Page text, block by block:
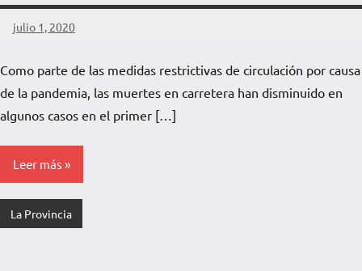
julio 1, 2020
La
de
La
Pampa
Como parte de las medidas restrictivas de circulación por causa
de la pandemia, las muertes en carretera han disminuido en
algunos casos en el primer […]
Leer más
La Provincia